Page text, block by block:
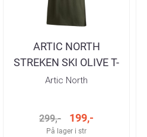
ARTIC NORTH
STREKEN SKI OLIVE T-
SKJORTE HERRE
Artic North
299,- 199,-
På lager i str